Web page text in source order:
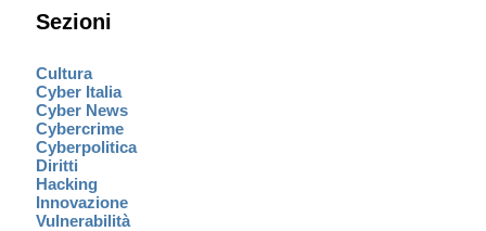
Sezioni
Cultura
Cyber Italia
Cyber News
Cybercrime
Cyberpolitica
Diritti
Hacking
Innovazione
Vulnerabilità